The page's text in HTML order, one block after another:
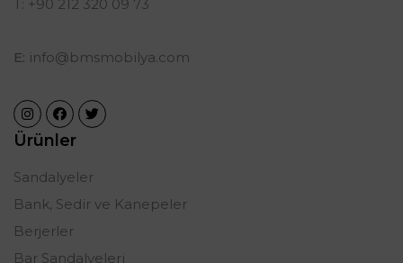
T: +90 212 320 09 73
E: info@bmsmobilya.com
Ürünler
Sandalyeler
Bank, Sedir ve Kanepeler
Berjerler
Bar Sandalyeleri